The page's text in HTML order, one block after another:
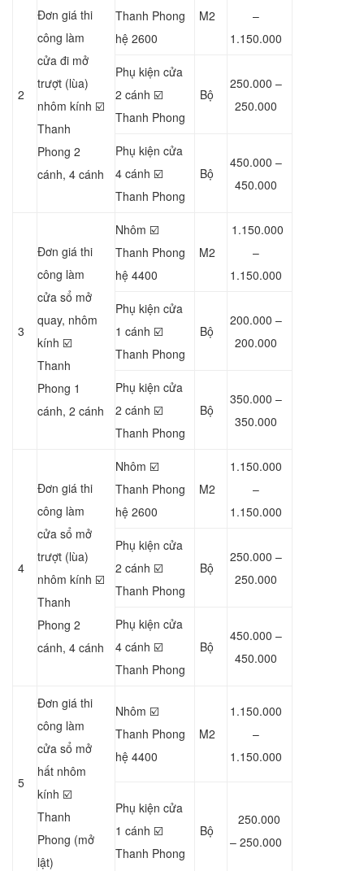
2
Đơn giá thi
công làm
cửa đi mở
trượt (lùa)
nhôm kính ☑️
Thanh
Phong 2
cánh, 4 cánh
Thanh Phong
hệ 2600
M2
–
1.150.000
Phụ kiện cửa
2 cánh ☑️
Thanh Phong
Bộ
250.000 –
250.000
Phụ kiện cửa
4 cánh ☑️
Thanh Phong
Bộ
450.000 –
450.000
3
Đơn giá thi
công làm
cửa sổ mở
quay, nhôm
kính ☑️
Thanh
Phong 1
cánh, 2 cánh
Nhôm ☑️
Thanh Phong
hệ 4400
M2
1.150.000
–
1.150.000
Phụ kiện cửa
1 cánh ☑️
Thanh Phong
Bộ
200.000 –
200.000
Phụ kiện cửa
2 cánh ☑️
Thanh Phong
Bộ
350.000 –
350.000
4
Đơn giá thi
công làm
cửa sổ mở
trượt (lùa)
nhôm kính ☑️
Thanh
Phong 2
cánh, 4 cánh
Nhôm ☑️
Thanh Phong
hệ 2600
M2
1.150.000
–
1.150.000
Phụ kiện cửa
2 cánh ☑️
Thanh Phong
Bộ
250.000 –
250.000
Phụ kiện cửa
4 cánh ☑️
Thanh Phong
Bộ
450.000 –
450.000
5
Đơn giá thi
công làm
cửa sổ mở
hất nhôm
kính ☑️
Thanh
Phong (mở
lật)
Nhôm ☑️
Thanh Phong
hệ 4400
M2
1.150.000
–
1.150.000
Phụ kiện cửa
1 cánh ☑️
Thanh Phong
Bộ
250.000
– 250.000